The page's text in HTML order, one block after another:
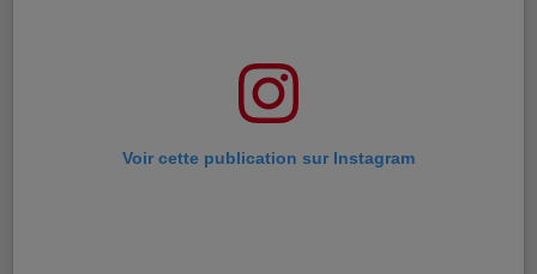
Voir cette publication sur Instagram